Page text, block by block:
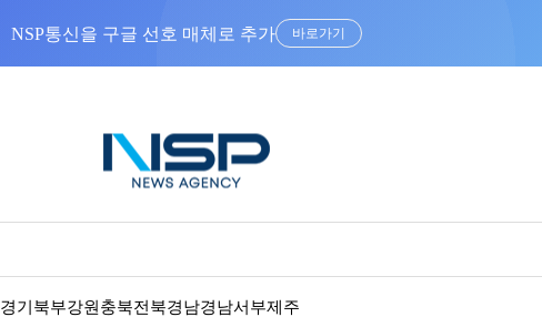
NSP통신을 구글 선호 매체로 추가 바로가기
경기북부강원 충북전북경남경남서부제주